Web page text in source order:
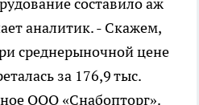
аналитик. - Скажем,
среднерыночной цене
за 176,9 тыс.
ООО «Снабопторг».